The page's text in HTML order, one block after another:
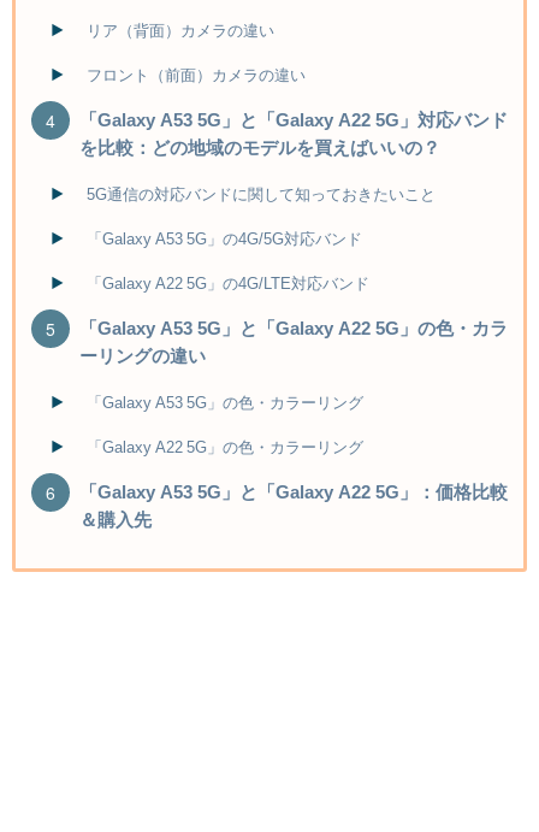
リア（背面）カメラの違い
フロント（前面）カメラの違い
「Galaxy A53 5G」と「Galaxy A22 5G」対応バンド
を比較：どの地域のモデルを買えばいいの？
5G通信の対応バンドに関して知っておきたいこと
「Galaxy A53 5G」の4G/5G対応バンド
「Galaxy A22 5G」の4G/LTE対応バンド
「Galaxy A53 5G」と「Galaxy A22 5G」の色・カラ
ーリングの違い
「Galaxy A53 5G」の色・カラーリング
「Galaxy A22 5G」の色・カラーリング
「Galaxy A53 5G」と「Galaxy A22 5G」：価格比較
＆購入先